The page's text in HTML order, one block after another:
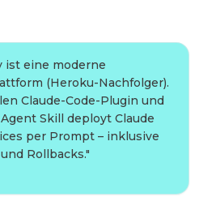
ist eine moderne
(Heroku-Nachfolger).
Claude-Code-Plugin und
Skill deployt Claude
per Prompt – inklusive
Rollbacks."